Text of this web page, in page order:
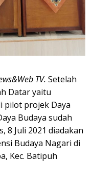
TV. Setelah
Datar yaitu
pilot projek Daya
Budaya sudah
8 Juli 2021 diadakan
Budaya Nagari di
Kec. Batipuh